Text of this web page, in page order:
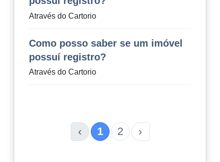
Através do Cartorio
Como posso saber se um imóvel
possuí registro?
Através do Cartorio
‹ 1 2 ›